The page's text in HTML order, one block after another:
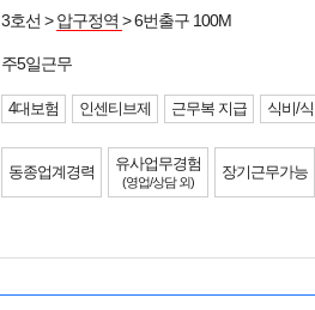
3호선 >압구정역 > 6번출구 100M
주5일근무
4대보험 인센티브제 근무복 지급 식비/
동종업계경력 유사업무경험
(영업/상담 외)
장기근무가능